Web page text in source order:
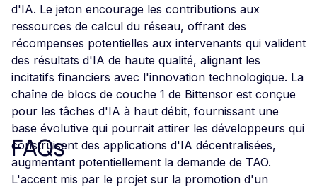
d'IA. Le jeton encourage les contributions aux
ressources de calcul du réseau, offrant des
récompenses potentielles aux intervenants qui valident
des résultats d'IA de haute qualité, alignant les
incitatifs financiers avec l'innovation technologique. La
chaîne de blocs de couche 1 de Bittensor est conçue
pour les tâches d'IA à haut débit, fournissant une
base évolutive qui pourrait attirer les développeurs qui
construisent des applications d'IA décentralisées,
augmentant potentiellement la demande de TAO.
L'accent mis par le projet sur la promotion d'un
FAQs